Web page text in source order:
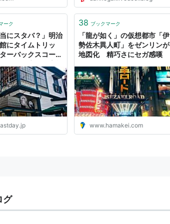
ーク
当にスタバ？」明治
にタイムトリッ
ーバックスコーヒ
| Last Day. jp
38 ブックマーク
「龍が如く」の仮想都市「伊
勢佐木異人町」をゼンリンが
地図化 精巧さにセガ感嘆
www.hamakei.com
グ